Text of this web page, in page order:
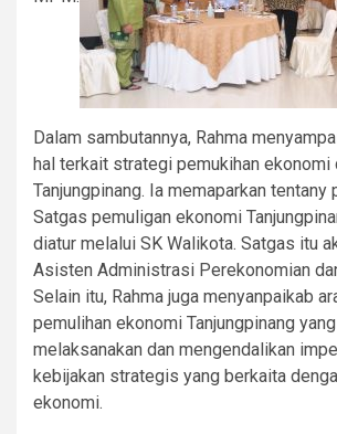
Dalam sambutannya, Rahma
hal terkait strategi pemukihan ekonomi
Tanjungpinang. Ia memaparkan tentany
Satgas pemuligan ekonomi
diatur melalui SK Walikota. Satgas itu
Asisten Administrasi Perekonomian
Selain itu, Rahma juga menyanpaikab
pemulihan ekonomi Tanjungpinang
melaksanakan dan mengendalikan
kebijakan strategis yang berkaita
ekonomi.